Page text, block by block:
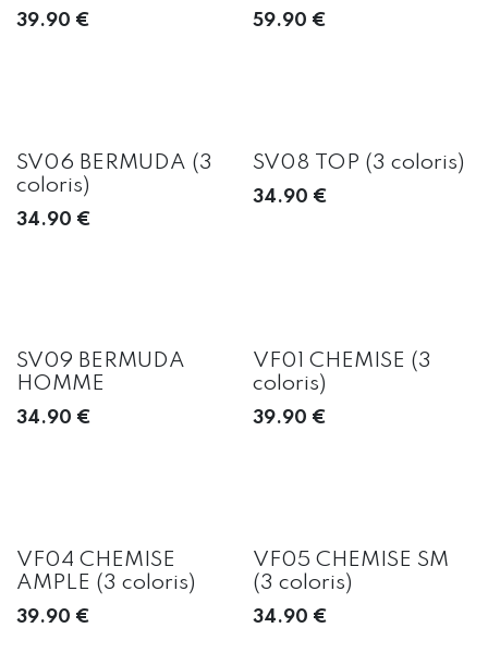
39.90 € 59.90 €
SV06 BERMUDA (3
coloris)
34.90 €
SV08 TOP (3 coloris)
34.90 €
SV09 BERMUDA
HOMME
34.90 €
VF01 CHEMISE (3
coloris)
39.90 €
VF04 CHEMISE
AMPLE (3 coloris)
39.90 €
VF05 CHEMISE SM
(3 coloris)
34.90 €